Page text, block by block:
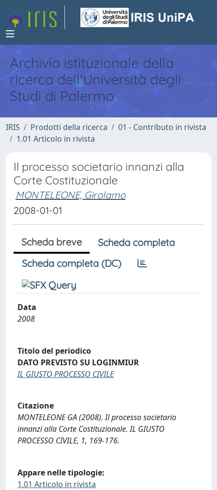
Archivio istituzionale della
ricerca dell'Università degli
Studi di Palermo
IRIS Prodotti della ricerca
01 - Contributo in rivista
1.01 Articolo in rivista
Il processo societario innanzi alla
Corte Costituzionale
MONTELEONE, Girolamo
2008-01-01
Scheda breve
Scheda completa
Scheda completa (DC)
Data
2008
Titolo del periodico
DATO PREVISTO SU LOGINMIUR
IL GIUSTO PROCESSO CIVILE
Citazione
MONTELEONE GA (2008). Il processo societario
innanzi alla Corte Costituzionale. IL GIUSTO
PROCESSO CIVILE, 1, 169-176.
Appare nelle tipologie:
1.01 Articolo in rivista